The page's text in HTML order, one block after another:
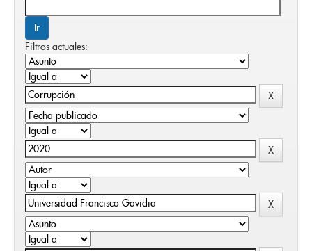
Filtros actuales: